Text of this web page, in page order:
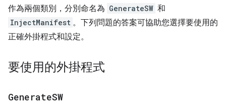
作為兩個類別，分別命名為 GenerateSW 和
InjectManifest 。下列問題的答案可協助您選擇要使用的
正確外掛程式和設定。
要使用的外掛程式
GenerateSW